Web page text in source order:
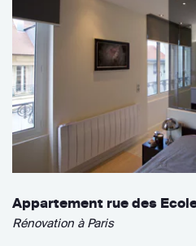
Appartement rue des
Rénovation à Paris